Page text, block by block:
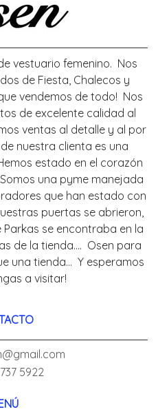
vestuario femenino. Nos
de Fiesta, Chalecos y
vendemos de todo! Nos
de excelente calidad al
ventas al detalle y al por
nuestra clienta es una
estado en el corazón
una pyme manejada
que han estado con
puertas se abrieron,
se encontraba en la
de la tienda.... Osen para
una tienda... Y esperamos
a visitar!
5922